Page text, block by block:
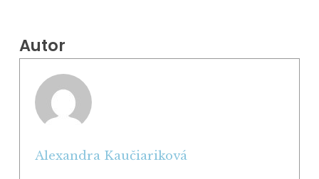
Autor
Alexandra Kaučiariková